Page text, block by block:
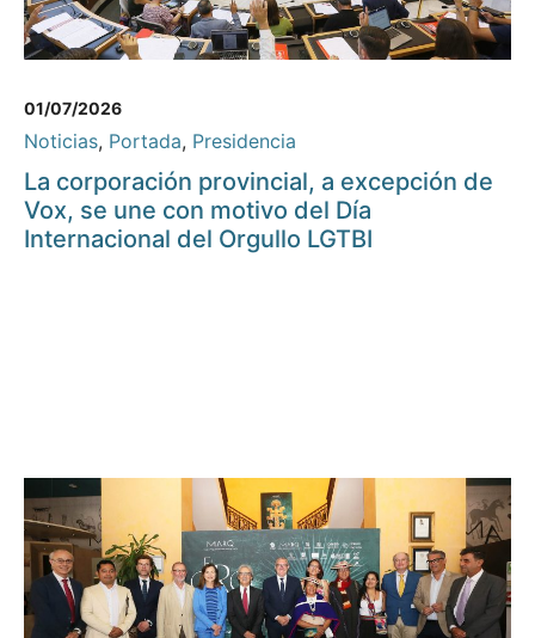
01/07/2026
Noticias, Portada, Presidencia
La corporación provincial, a excepción de
Vox, se une con motivo del Día
Internacional del Orgullo LGTBI